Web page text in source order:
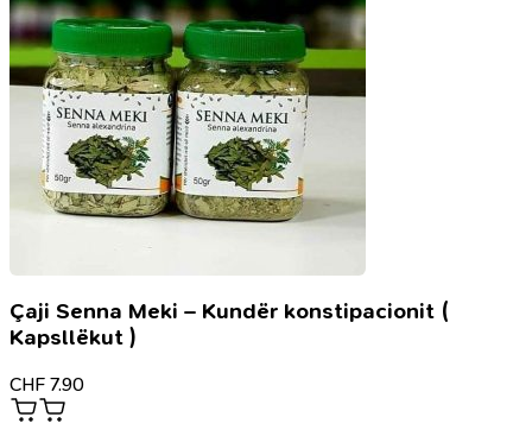
Çaji Senna Meki – Kundër konstipacionit (
Kapsllëkut )
CHF 7.90